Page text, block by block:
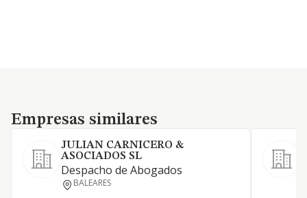
Empresas similares
Empresas similares
JULIAN CARNICERO &
ASOCIADOS SL
Despacho de Abogados
BALEARES